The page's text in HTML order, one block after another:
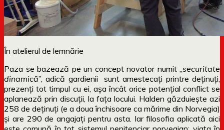
În atelierul de lemnărie
Paza se bazează pe un concept novator numit „ securitate
dinamică”, adică gardienii sunt amestecați printre deținuți,
prezenți tot timpul cu ei, așa încât orice potențial conflict se
aplanează prin discuții, la fața locului. Halden găzduiește azi
258 de deținuți (e a doua închisoare ca mărime din Norvegia)
și are 290 de angajați pentru asta. Iar filosofia aplicată aici